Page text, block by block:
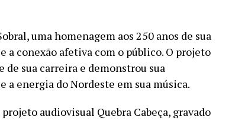
uma homenagem aos 250 anos de sua
a conexão afetiva com o público. O projeto
sua carreira e demonstrou sua
a energia do Nordeste em sua música.
audiovisual Quebra Cabeça, gravado